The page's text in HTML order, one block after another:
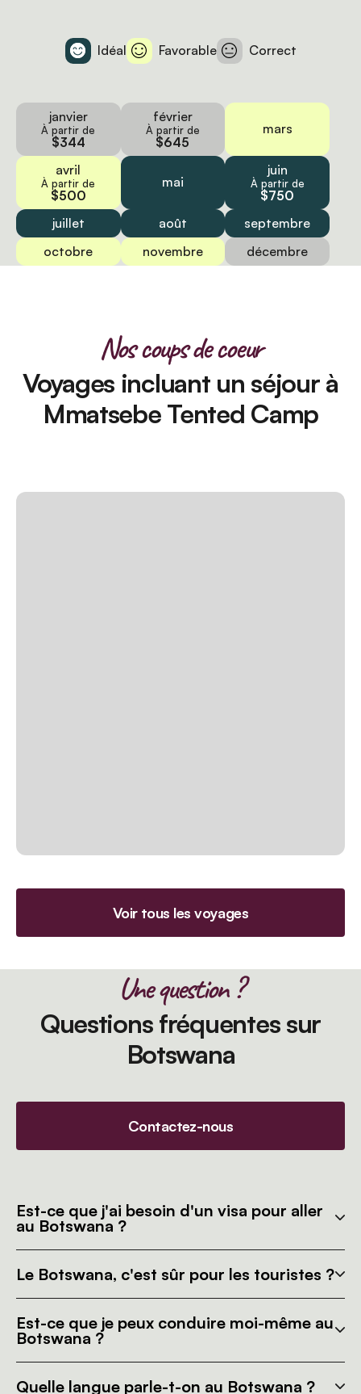
Idéal Favorable Correct
janvier
À partir de
$344
février
À partir de
$645
mars
avril
À partir de
$500
mai
juin
À partir de
$750
juillet
août
septembre
octobre
novembre décembre
Nos coups de coeur
Voyages incluant un séjour à
Mmatsebe Tented Camp
Voir tous les voyages
Une question ?
Questions fréquentes sur
Botswana
Contactez-nous
Est-ce que j'ai besoin d'un visa pour aller
au Botswana ?
Le Botswana, c'est sûr pour les touristes ?
Est-ce que je peux conduire moi-même au
Botswana ?
Quelle langue parle-t-on au Botswana ?